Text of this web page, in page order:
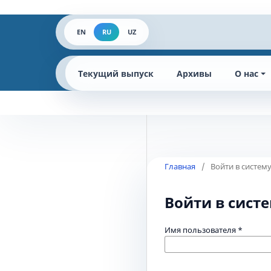
EN RU UZ
Текущий выпуск Архивы О нас
Главная / Войти в систему
Войти в
Имя пользователя *